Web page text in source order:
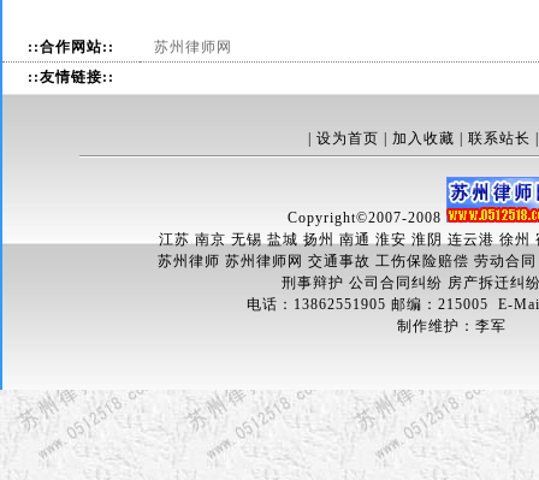
::合作网站::
苏州律师网
::友情链接::
设为首页 加入收藏 联系站长
Copyright©2007-2008
江苏 南京 无锡 盐城 扬州 南通 淮安 淮阴 连云港 徐州
苏州律师 苏州律师网 交通事故 工伤保险赔偿 劳动合
刑事辩护 公司合同纠纷 房产拆迁纠
电话：13862551905 邮编：215005 E-
制作维护： 李军